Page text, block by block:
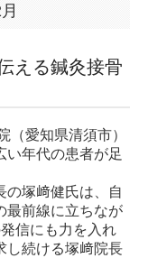
える鍼灸接骨
（愛知県清須市）
い年代の患者が足
の塚﨑健氏は、自
最前線に立ちなが
信にも力を入れ
し続ける塚﨑院長